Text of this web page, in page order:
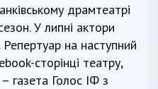
драмтеатрі
У липні актори
на наступний
сторінці театру,
газета Голос ІФ з